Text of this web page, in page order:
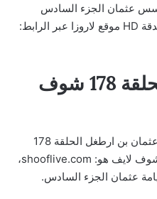
عثمان الجزء السادس
الحلقة 178 مترجمة للعربية كامله بدقة HD موقع لاروزا عبر الرابط:
عثمان بن ارطغل الحلقة 178 شوف
إن رابط تحميل ومشاهدة مسلسل عثمان بن ارطغل الحلقة 178
الموسم السادس مترجمة للعربية شوف لايف هو: shooflive.com،
عثمان الجزء السادس.